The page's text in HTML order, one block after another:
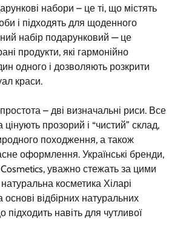
набори – це ті, що містять
і підходять для щоденного
набір подарунковий — це
продукти, які гармонійно
одного і дозволяють розкрити
краси.
простота – дві визначальні риси. Все
цінують прозорий і “чистий” склад,
походження, а також
оформлення. Українські бренди,
уважно стежать за цими
косметика Хіларі
відбірних натуральних
підходить навіть для чутливої